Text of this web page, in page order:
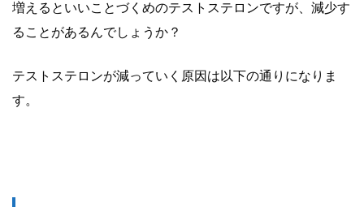
増えるといいことづくめのテストステロンですが、減少す
ることがあるんでしょうか？
テストステロンが減っていく原因は以下の通りになりま
す。